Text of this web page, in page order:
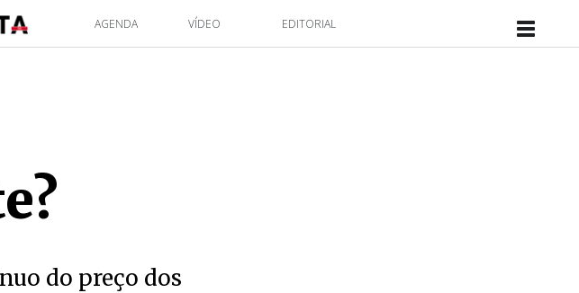
AGENDA VÍDEO EDITORIAL
do preço dos